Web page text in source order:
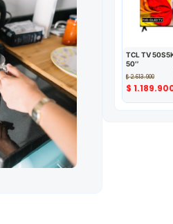
TCL TV
50″
$2.613.900
$